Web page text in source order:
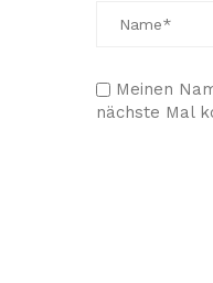
Meinen
nächste Mal